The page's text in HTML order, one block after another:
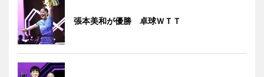
張本美和が優勝 卓球ＷＴＴ